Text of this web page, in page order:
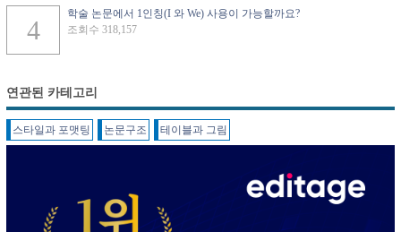
학술 논문에서 1인칭(I 와 We) 사용이 가능할까요?
조회수 318,157
연관된 카테고리
스타일과 포맷팅 논문구조 테이블과 그림